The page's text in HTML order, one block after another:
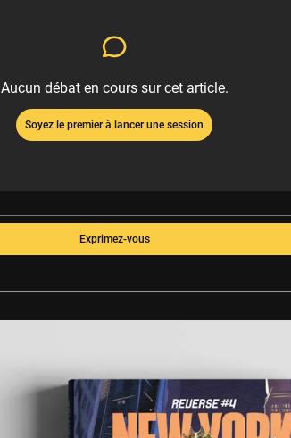
Aucun débat en cours sur cet article.
Soyez le premier à lancer une session
Exprimez-vous